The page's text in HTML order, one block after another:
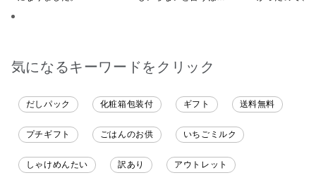
気になるキーワードをクリック
だしパック 化粧箱包装付 ギフト 送料無料
プチギフト ごはんのお供 いちごミルク
しゃけめんたい 訳あり アウトレット